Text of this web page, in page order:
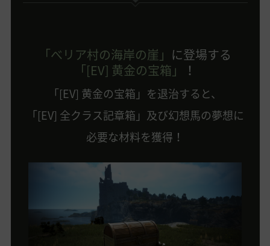
「べリア村の海岸の崖」 に登場する
「[EV] 黄金の宝箱」
！
「[EV] 黄金の宝箱」を退治すると、
「[EV] 全クラス記章箱」及び幻想馬の夢想に
必要な材料を獲得！